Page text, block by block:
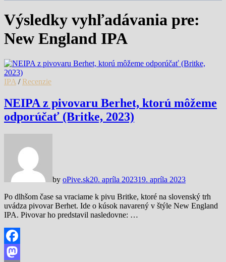
Výsledky vyhľadávania pre:
New England IPA
IPA / Recenzie
NEIPA z pivovaru Berhet, ktorú môžeme
odporúčať (Britke, 2023)
by oPive.sk20. apríla 202319. apríla 2023
Po dlhšom čase sa vraciame k pivu Britke, ktoré na slovenský trh
uvádza pivovar Berhet. Ide o kúsok navarený v štýle New England
IPA. Pivovar ho predstavil nasledovne: …
Facebook